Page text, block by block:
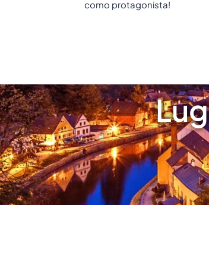
como protagonista!